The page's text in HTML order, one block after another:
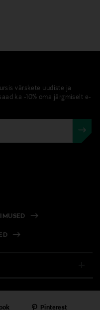
värskete uudiste ja
ka -10% oma järgmiselt e-
Pinterest